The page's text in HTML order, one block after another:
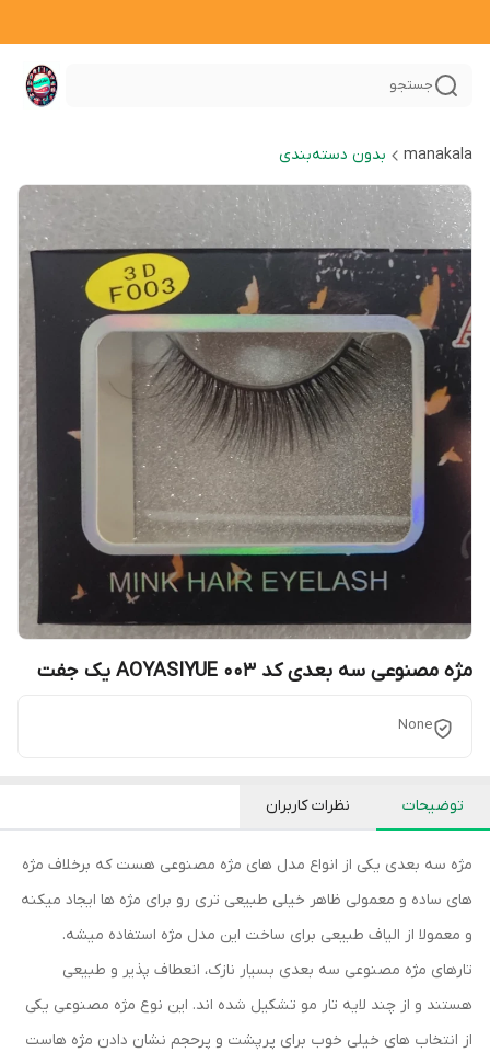
جستجو
manakala بدون دسته‌بندی
مژه مصنوعی سه بعدی کد 003 AOYASIYUE یک جفت
None
توضیحات نظرات کاربران
مژه سه بعدی یکی از انواع مدل های مژه مصنوعی هست که برخلاف مژه
های ساده و معمولی ظاهر خیلی طبیعی تری رو برای مژه ها ایجاد میکنه
و معمولا از الیاف طبیعی برای ساخت این مدل مژه استفاده میشه.
تارهای مژه مصنوعی سه بعدی بسیار نازک، انعطاف پذیر و طبیعی
هستند و از چند لایه تار مو تشکیل شده اند. این نوع مژه مصنوعی یکی
از انتخاب های خیلی خوب برای پرپشت و پرحجم نشان دادن مژه هاست